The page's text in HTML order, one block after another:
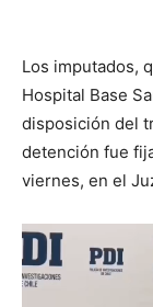
Los imputados,
Hospital Base
disposición del
detención fue
viernes, en el